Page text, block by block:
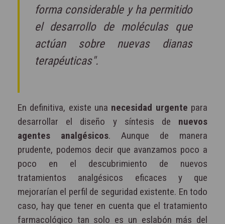
forma considerable y ha permitido
el desarrollo de moléculas que
actúan sobre nuevas dianas
terapéuticas".
En definitiva, existe una necesidad urgente para
desarrollar el diseño y síntesis de nuevos
agentes analgésicos. Aunque de manera
prudente, podemos decir que avanzamos poco a
poco en el descubrimiento de nuevos
tratamientos analgésicos eficaces y que
mejorarían el perfil de seguridad existente. En todo
caso, hay que tener en cuenta que el tratamiento
farmacológico tan solo es un eslabón más del